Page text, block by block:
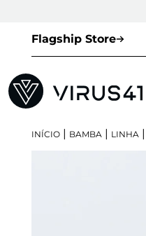
Flagship Store
INÍCIO | BAMBA | LINHA |